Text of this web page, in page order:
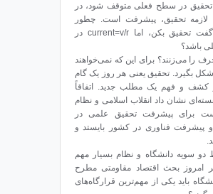
تحقیق در سطح فعلی متوقف شود، در
لازمه تحقیق، پیشرفت است. چطور
می‌شود گفت تحقیق بکن، اما current=v/r در
باشد؟
را می‌زنند؟ برای این که نمی‌خواهند
شکل بگیرد. تحقیق یعنی هر روز یک گام
کشف و فهم یک مطلب جدید. اتفاقاً
نشان داد انقلاب اسلامی و نظام
برای پیشرفت تحقیق علمی در
و پیشرفت فناوری در کشور با‌یستد و
دو سویه دانشگاه و نظام بسیار مهم
امروز بحث اقتصاد مقاومتی مطرح
باید یکی از مهم‌ترین قرارگاه‌های